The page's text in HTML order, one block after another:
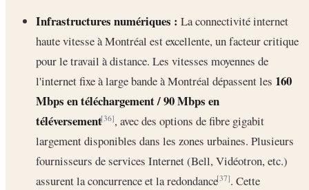
Infrastructures numériques : La connectivité internet
haute vitesse à Montréal est excellente, un facteur critique
pour le travail à distance. Les vitesses moyennes de
l'internet fixe à large bande à Montréal dépassent les 160
Mbps en téléchargement / 90 Mbps en
téléversement[36], avec des options de fibre gigabit
largement disponibles dans les zones urbaines. Plusieurs
fournisseurs de services Internet (Bell, Vidéotron, etc.)
assurent la concurrence et la redondance[37]. Cette